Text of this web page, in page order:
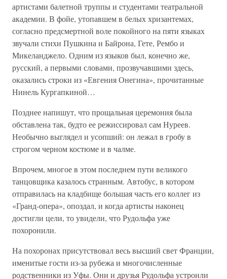
артистами балетной труппы и студентами театральной
академии. В фойе, утопавшем в белых хризантемах,
согласно предсмертной воле покойного на пяти языках
звучали стихи Пушкина и Байрона, Гете, Рембо и
Микеланджело. Одним из языков был, конечно же,
русский, а первыми словами, прозвучавшими здесь,
оказались строки из «Евгения Онегина», прочитанные
Нинель Кургапкиной…
Позднее напишут, что прощальная церемония была
обставлена так, будто ее режиссировал сам Нуреев.
Необычно выглядел и усопший: он лежал в гробу в
строгом черном костюме и в чалме.
Впрочем, многое в этом последнем пути великого
танцовщика казалось странным. Автобус, в котором
отправилась на кладбище большая часть его коллег из
«Гранд-опера», опоздал, и когда артисты наконец
достигли цели, то увидели, что Рудольфа уже
похоронили.
На похоронах присутствовал весь высший свет Франции,
именитые гости из-за рубежа и многочисленные
родственники из Уфы. Они и друзья Рудольфа устроили